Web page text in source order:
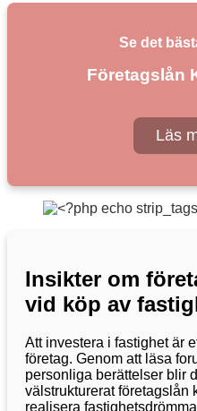
Se det
Företagslån
Läs
Insikter om
vid köp av
Att investera i fastighet är
företag. Genom att läsa
personliga berättelser blir
välstrukturerat företagslån
realisera